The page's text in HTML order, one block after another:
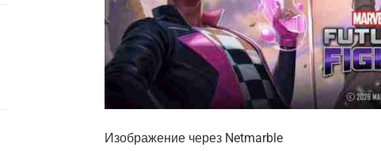
Изображение через Netmarble